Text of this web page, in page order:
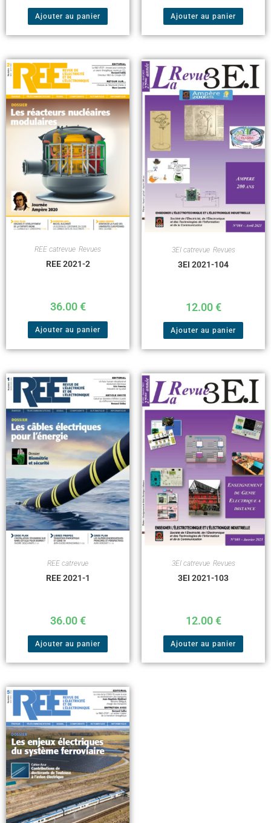
Ajouter au panier Ajouter au panier
REE catrevue Revues
REE 2021-2
36.00€
Ajouter au panier
3EI catrevue, Revues
3EI 2021-104
12.00€
Ajouter au panier
REE catrevue
REE 2021-1
36.00€
Ajouter au panier
3EI catrevue, Revues
3EI 2021-103
12.00€
Ajouter au panier